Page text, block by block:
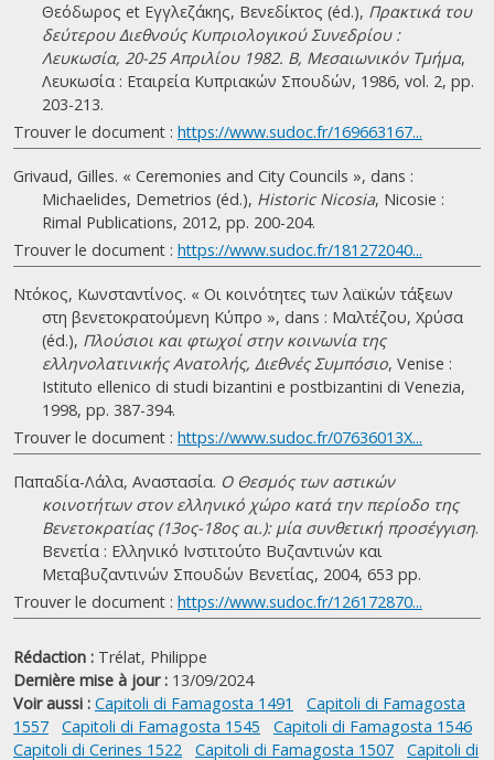
Θεόδωρος et Εγγλεζάκης, Βενεδίκτος (éd.), Πρακτικά του
δεύτερου Διεθνούς Κυπριολογικού Συνεδρίου :
Λευκωσία, 20-25 Απριλίου 1982. B, Μεσαιωνικόν Τμήμα,
Λευκωσία : Εταιρεία Κυπριακών Σπουδών, 1986, vol. 2, pp.
203-213.
Trouver le document : https://www.sudoc.fr/169663167...
Grivaud, Gilles. « Ceremonies and City Councils », dans :
Michaelides, Demetrios (éd.), Historic Nicosia, Nicosie :
Rimal Publications, 2012, pp. 200-204.
Trouver le document : https://www.sudoc.fr/181272040...
Ντόκος, Κωνσταντίνος. « Οι κοινότητες των λαϊκών τάξεων
στη βενετοκρατούμενη Κύπρο », dans : Μαλτέζου, Χρύσα
(éd.), Πλούσιοι και φτωχοί στην κοινωνία της
ελληνολατινικής Ανατολής, Διεθνές Συμπόσιο, Venise :
Istituto ellenico di studi bizantini e postbizantini di Venezia,
1998, pp. 387-394.
Trouver le document : https://www.sudoc.fr/07636013X...
Παπαδία-Λάλα, Αναστασία. Ο Θεσμός των αστικών
κοινοτήτων στον ελληνικό χώρο κατά την περίοδο της
Βενετοκρατίας (13ος-18ος αι.): μία συνθετική προσέγγιση.
Βενετία : Ελληνικό Ινστιτούτο Βυζαντινών και
Μεταβυζαντινών Σπουδών Βενετίας, 2004, 653 pp.
Trouver le document : https://www.sudoc.fr/126172870...
Rédaction : Trélat, Philippe
Dernière mise à jour : 13/09/2024
Voir aussi : Capitoli di Famagosta 1491
Capitoli di Famagosta
1557
Capitoli di Famagosta 1545
Capitoli di Famagosta 1546
Capitoli di Cerines 1522
Capitoli di Famagosta 1507 Capitoli di